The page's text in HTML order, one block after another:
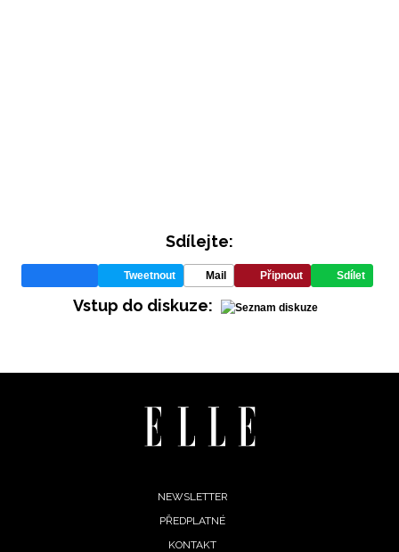
INFORMACE
Sdílejte:
Tweetnout Mail Připnout Sdílet
Vstup do diskuze:
NEWSLETTER
PŘEDPLATNÉ
KONTAKT